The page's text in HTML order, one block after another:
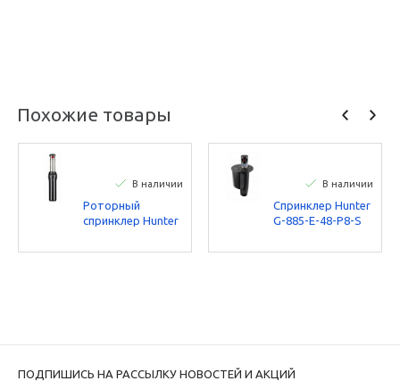
Похожие товары
В наличии
Роторный
спринклер Hunter
В наличии
Спринклер Hunter
G-885-E-48-P8-S
ПОДПИШИСЬ НА РАССЫЛКУ НОВОСТЕЙ И АКЦИЙ